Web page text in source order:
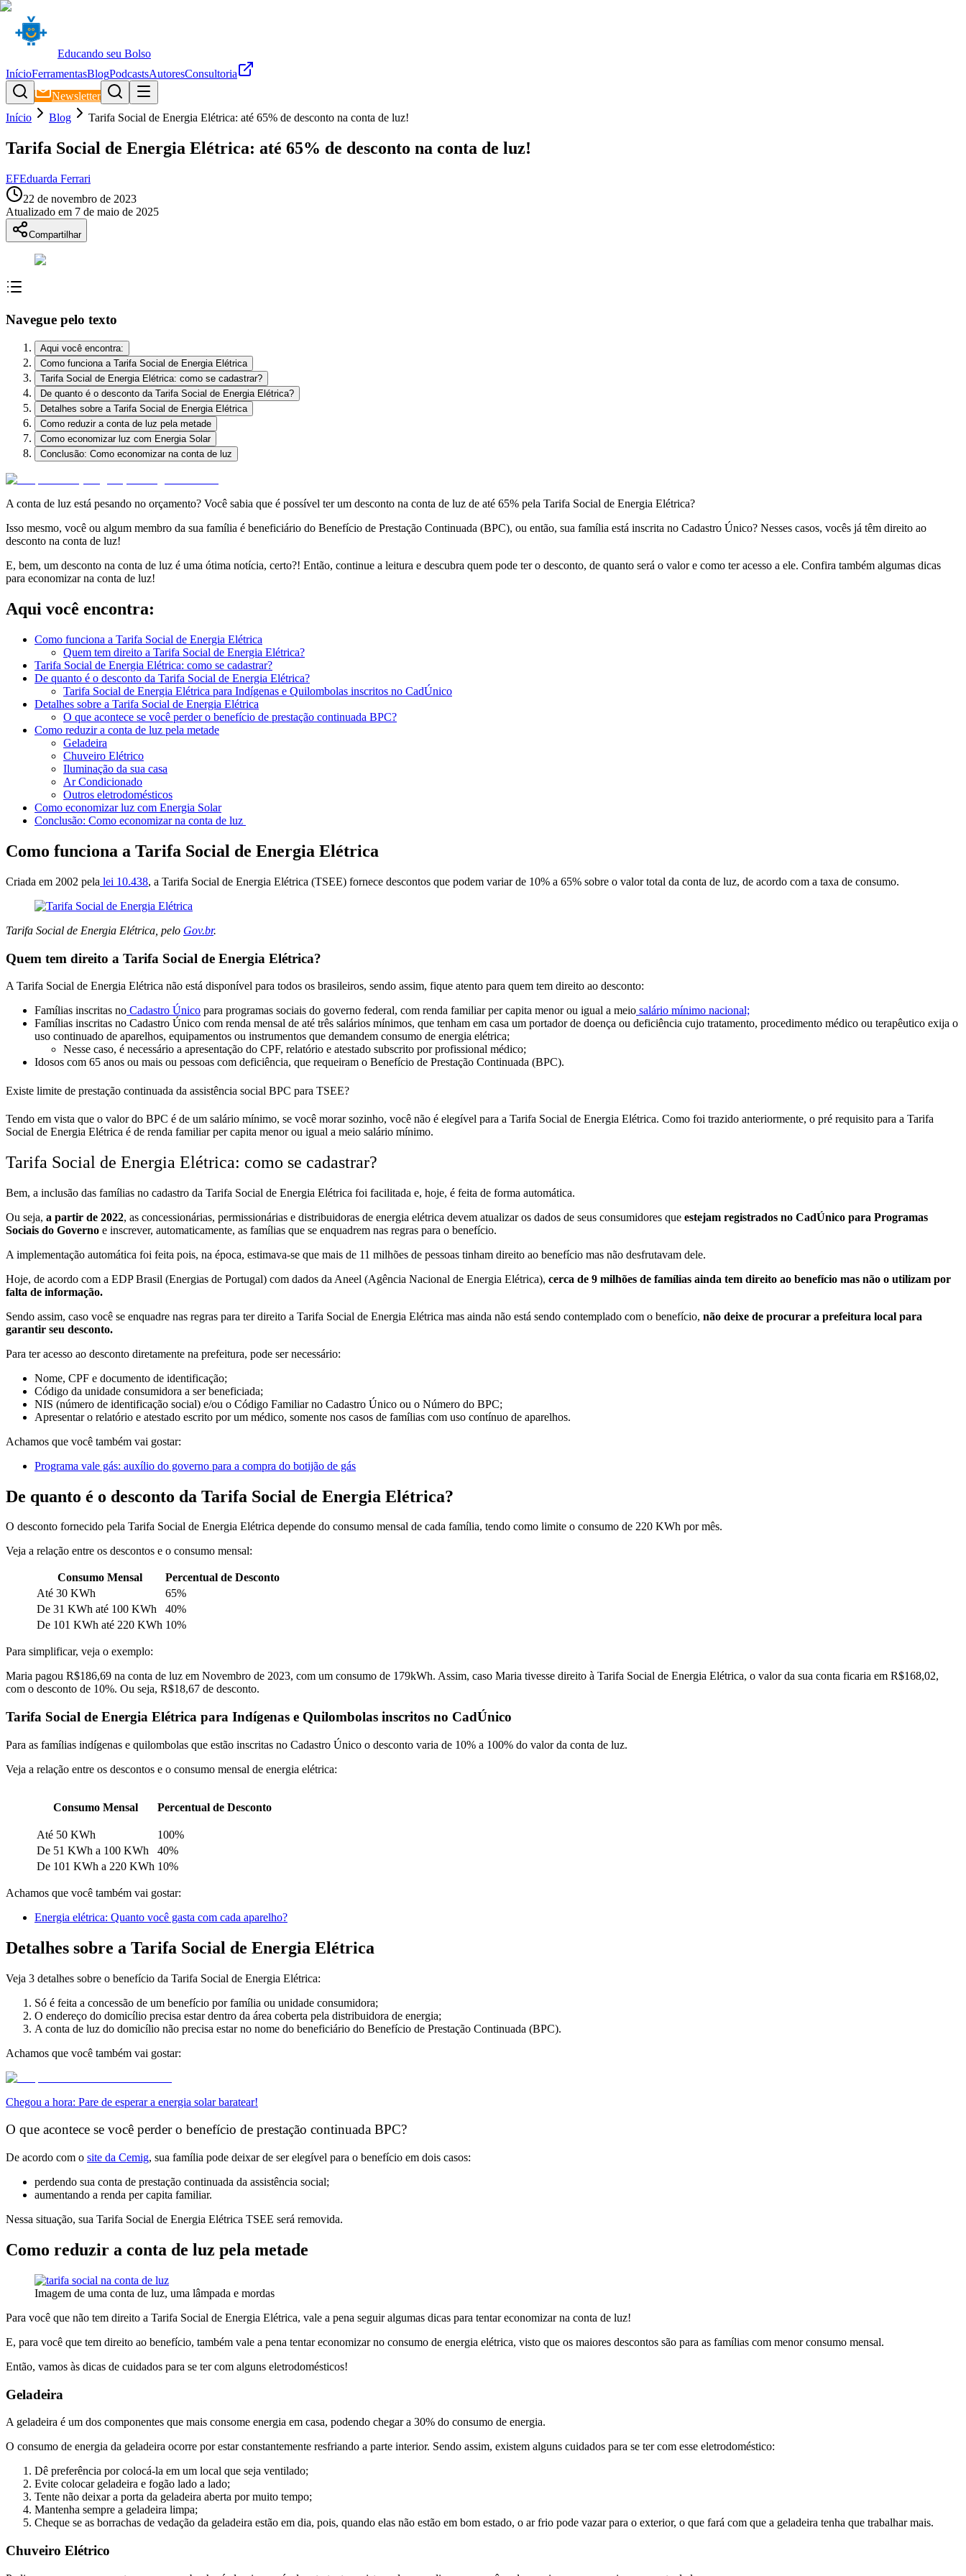
Educando seu Bolso
InícioFerramentasBlogPodcastsAutoresConsultoria
Newsletter
Início
Blog Tarifa Social de Energia Elétrica: até 65% de desconto na conta de luz!
Tarifa Social de Energia Elétrica: até 65% de desconto na conta de luz!
EFEduarda Ferrari
22 de novembro de 2023
Atualizado em 7 de maio de 2025
Compartilhar
Navegue pelo texto
Aqui você encontra:
Como funciona a Tarifa Social de Energia Elétrica
Tarifa Social de Energia Elétrica: como se cadastrar?
De quanto é o desconto da Tarifa Social de Energia Elétrica?
Detalhes sobre a Tarifa Social de Energia Elétrica
Como reduzir a conta de luz pela metade
Como economizar luz com Energia Solar
Conclusão: Como economizar na conta de luz
A conta de luz está pesando no orçamento? Você sabia que é possível ter um desconto na conta de luz de até 65% pela Tarifa Social de Energia Elétrica?
Isso mesmo, você ou algum membro da sua família é beneficiário do Benefício de Prestação Continuada (BPC), ou então, sua família está inscrita no Cadastro Único? Nesses casos, vocês já têm direito ao
desconto na conta de luz!
E, bem, um desconto na conta de luz é uma ótima notícia, certo?! Então, continue a leitura e descubra quem pode ter o desconto, de quanto será o valor e como ter acesso a ele. Confira também algumas dicas
para economizar na conta de luz!
Aqui você encontra:
Como funciona a Tarifa Social de Energia Elétrica
Quem tem direito a Tarifa Social de Energia Elétrica?
Tarifa Social de Energia Elétrica: como se cadastrar?
De quanto é o desconto da Tarifa Social de Energia Elétrica?
Tarifa Social de Energia Elétrica para Indígenas e Quilombolas inscritos no CadÚnico
Detalhes sobre a Tarifa Social de Energia Elétrica
O que acontece se você perder o benefício de prestação continuada BPC?
Como reduzir a conta de luz pela metade
Geladeira
Chuveiro Elétrico
Iluminação da sua casa
Ar Condicionado
Outros eletrodomésticos
Como economizar luz com Energia Solar
Conclusão: Como economizar na conta de luz
Como funciona a Tarifa Social de Energia Elétrica
Criada em 2002 pela lei 10.438, a Tarifa Social de Energia Elétrica (TSEE) fornece descontos que podem variar de 10% a 65% sobre o valor total da conta de luz, de acordo com a taxa de consumo.
Tarifa Social de Energia Elétrica, pelo Gov.br.
Quem tem direito a Tarifa Social de Energia Elétrica?
A Tarifa Social de Energia Elétrica não está disponível para todos os brasileiros, sendo assim, fique atento para quem tem direito ao desconto:
Famílias inscritas no Cadastro Único para programas sociais do governo federal, com renda familiar per capita menor ou igual a meio salário mínimo nacional;
Famílias inscritas no Cadastro Único com renda mensal de até três salários mínimos, que tenham em casa um portador de doença ou deficiência cujo tratamento, procedimento médico ou terapêutico exija o
uso continuado de aparelhos, equipamentos ou instrumentos que demandem consumo de energia elétrica;
Nesse caso, é necessário a apresentação do CPF, relatório e atestado subscrito por profissional médico;
Idosos com 65 anos ou mais ou pessoas com deficiência, que requeiram o Benefício de Prestação Continuada (BPC).
Existe limite de prestação continuada da assistência social BPC para TSEE?
Tendo em vista que o valor do BPC é de um salário mínimo, se você morar sozinho, você não é elegível para a Tarifa Social de Energia Elétrica. Como foi trazido anteriormente, o pré requisito para a Tarifa
Social de Energia Elétrica é de renda familiar per capita menor ou igual a meio salário mínimo.
Tarifa Social de Energia Elétrica: como se cadastrar?
Bem, a inclusão das famílias no cadastro da Tarifa Social de Energia Elétrica foi facilitada e, hoje, é feita de forma automática.
Ou seja, a partir de 2022, as concessionárias, permissionárias e distribuidoras de energia elétrica devem atualizar os dados de seus consumidores que estejam registrados no CadÚnico para Programas
Sociais do Governo e inscrever, automaticamente, as famílias que se enquadrem nas regras para o benefício.
A implementação automática foi feita pois, na época, estimava-se que mais de 11 milhões de pessoas tinham direito ao benefício mas não desfrutavam dele.
Hoje, de acordo com a EDP Brasil (Energias de Portugal) com dados da Aneel (Agência Nacional de Energia Elétrica), cerca de 9 milhões de famílias ainda tem direito ao benefício mas não o utilizam por
falta de informação.
Sendo assim, caso você se enquadre nas regras para ter direito a Tarifa Social de Energia Elétrica mas ainda não está sendo contemplado com o benefício, não deixe de procurar a prefeitura local para
garantir seu desconto.
Para ter acesso ao desconto diretamente na prefeitura, pode ser necessário:
Nome, CPF e documento de identificação;
Código da unidade consumidora a ser beneficiada;
NIS (número de identificação social) e/ou o Código Familiar no Cadastro Único ou o Número do BPC;
Apresentar o relatório e atestado escrito por um médico, somente nos casos de famílias com uso contínuo de aparelhos.
Achamos que você também vai gostar:
Programa vale gás: auxílio do governo para a compra do botijão de gás
De quanto é o desconto da Tarifa Social de Energia Elétrica?
O desconto fornecido pela Tarifa Social de Energia Elétrica depende do consumo mensal de cada família, tendo como limite o consumo de 220 KWh por mês.
Veja a relação entre os descontos e o consumo mensal:
Consumo Mensal
Percentual de Desconto
Até 30 KWh
65%
De 31 KWh até 100 KWh
40%
De 101 KWh até 220 KWh 10%
Para simplificar, veja o exemplo:
Maria pagou R$186,69 na conta de luz em Novembro de 2023, com um consumo de 179kWh. Assim, caso Maria tivesse direito à Tarifa Social de Energia Elétrica, o valor da sua conta ficaria em R$168,02,
com o desconto de 10%. Ou seja, R$18,67 de desconto.
Tarifa Social de Energia Elétrica para Indígenas e Quilombolas inscritos no CadÚnico
Para as famílias indígenas e quilombolas que estão inscritas no Cadastro Único o desconto varia de 10% a 100% do valor da conta de luz.
Veja a relação entre os descontos e o consumo mensal de energia elétrica:
Consumo Mensal Percentual de Desconto
Até 50 KWh
100%
De 51 KWh a 100 KWh
40%
De 101 KWh a 220 KWh 10%
Achamos que você também vai gostar:
Energia elétrica: Quanto você gasta com cada aparelho?
Detalhes sobre a Tarifa Social de Energia Elétrica
Veja 3 detalhes sobre o benefício da Tarifa Social de Energia Elétrica:
Só é feita a concessão de um benefício por família ou unidade consumidora;
O endereço do domicílio precisa estar dentro da área coberta pela distribuidora de energia;
A conta de luz do domicílio não precisa estar no nome do beneficiário do Benefício de Prestação Continuada (BPC).
Achamos que você também vai gostar:
Chegou a hora: Pare de esperar a energia solar baratear!
O que acontece se você perder o benefício de prestação continuada BPC?
De acordo com o site da Cemig, sua família pode deixar de ser elegível para o benefício em dois casos:
perdendo sua conta de prestação continuada da assistência social;
aumentando a renda per capita familiar.
Nessa situação, sua Tarifa Social de Energia Elétrica TSEE será removida.
Como reduzir a conta de luz pela metade
Imagem de uma conta de luz, uma lâmpada e mordas
Para você que não tem direito a Tarifa Social de Energia Elétrica, vale a pena seguir algumas dicas para tentar economizar na conta de luz!
E, para você que tem direito ao benefício, também vale a pena tentar economizar no consumo de energia elétrica, visto que os maiores descontos são para as famílias com menor consumo mensal.
Então, vamos às dicas de cuidados para se ter com alguns eletrodomésticos!
Geladeira
A geladeira é um dos componentes que mais consome energia em casa, podendo chegar a 30% do consumo de energia.
O consumo de energia da geladeira ocorre por estar constantemente resfriando a parte interior. Sendo assim, existem alguns cuidados para se ter com esse eletrodoméstico:
Dê preferência por colocá-la em um local que seja ventilado;
Evite colocar geladeira e fogão lado a lado;
Tente não deixar a porta da geladeira aberta por muito tempo;
Mantenha sempre a geladeira limpa;
Cheque se as borrachas de vedação da geladeira estão em dia, pois, quando elas não estão em bom estado, o ar frio pode vazar para o exterior, o que fará com que a geladeira tenha que trabalhar mais.
Chuveiro Elétrico